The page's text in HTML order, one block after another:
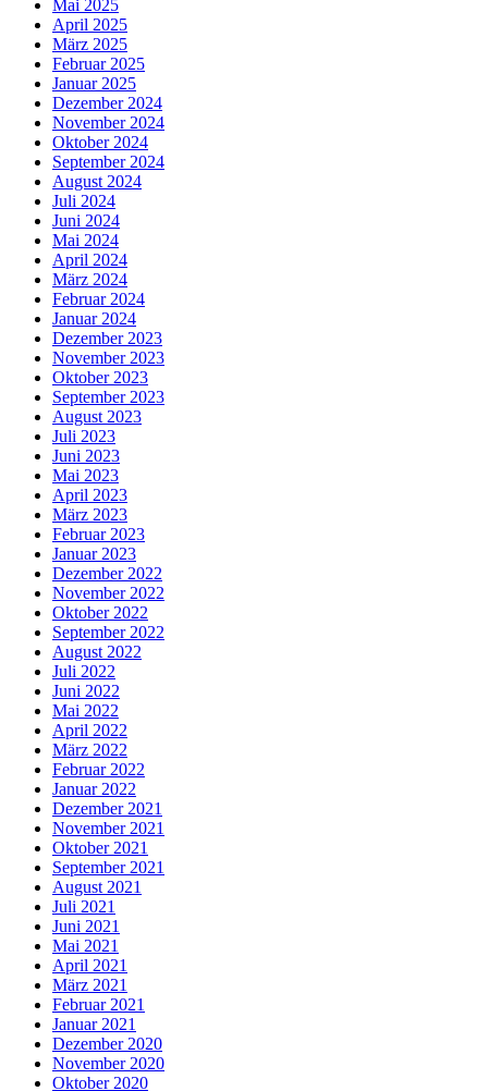
Mai 2025
April 2025
März 2025
Februar 2025
Januar 2025
Dezember 2024
November 2024
Oktober 2024
September 2024
August 2024
Juli 2024
Juni 2024
Mai 2024
April 2024
März 2024
Februar 2024
Januar 2024
Dezember 2023
November 2023
Oktober 2023
September 2023
August 2023
Juli 2023
Juni 2023
Mai 2023
April 2023
März 2023
Februar 2023
Januar 2023
Dezember 2022
November 2022
Oktober 2022
September 2022
August 2022
Juli 2022
Juni 2022
Mai 2022
April 2022
März 2022
Februar 2022
Januar 2022
Dezember 2021
November 2021
Oktober 2021
September 2021
August 2021
Juli 2021
Juni 2021
Mai 2021
April 2021
März 2021
Februar 2021
Januar 2021
Dezember 2020
November 2020
Oktober 2020